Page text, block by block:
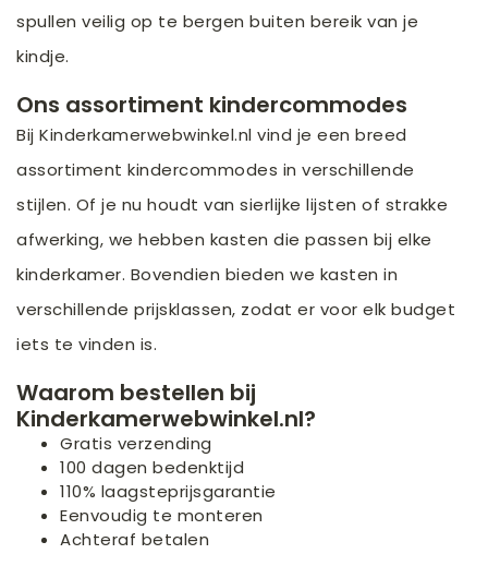
spullen veilig op te bergen buiten bereik van je
kindje.
Ons assortiment kindercommodes
Bij Kinderkamerwebwinkel.nl vind je een breed
assortiment kindercommodes in verschillende
stijlen. Of je nu houdt van sierlijke lijsten of strakke
afwerking, we hebben kasten die passen bij elke
kinderkamer. Bovendien bieden we kasten in
verschillende prijsklassen, zodat er voor elk budget
iets te vinden is.
Waarom bestellen bij
Kinderkamerwebwinkel.nl?
Gratis verzending
100 dagen bedenktijd
110% laagsteprijsgarantie
Eenvoudig te monteren
Achteraf betalen